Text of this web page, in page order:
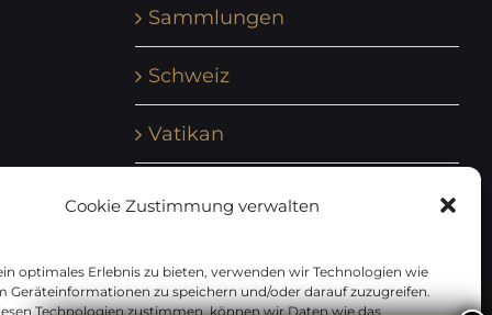
Cookie Zustimmung verwalten
optimales Erlebnis zu bieten, verwenden wir Technologien wie
Geräteinformationen zu speichern und/oder darauf zuzugreifen.
Technologien zustimmen, können wir Daten wie das
Sammlungen
Schweiz
Vatikan
Zensurbelege Österreich